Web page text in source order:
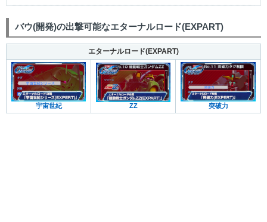
バウ(開発)の出撃可能なエターナルロード(EXPART)
エターナルロード(EXPART)
宇宙世紀 ZZ 突破力